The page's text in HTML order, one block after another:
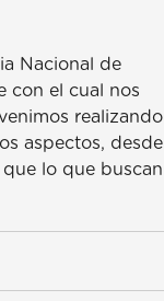
Nacional de
con el cual nos
realizando
aspectos, desde
lo que buscan